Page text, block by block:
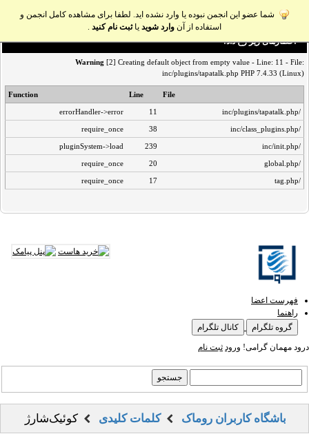
شما عضو این انجمن نبوده یا وارد نشده اید. لطفا برای مشاهده کامل انجمن و
استفاده از آن وارد شوید یاثبت نام کنید .
اخطار‌های زیر رخ داد:
Warning [2] Creating default object from empty value - Line: 11 - File:
inc/plugins/tapatalk.php PHP 7.4.33 (Linux)
File
Line
Function
/inc/plugins/tapatalk.php
11
errorHandler->error
/inc/class_plugins.php
38
require_once
/inc/init.php
239
pluginSystem->load
/global.php
20
require_once
/tag.php
17
require_once
فهرست اعضا
راهنما
گروه تلگرام
کانال تلگرام
درود مهمان گرامی! ورود ثبت نام
باشگاه کاربران روماک کلمات کلیدی کوئیک‌شارژ